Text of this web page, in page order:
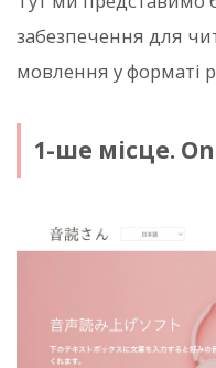
забезпечення для
мовлення у форматі
1-ше місце.